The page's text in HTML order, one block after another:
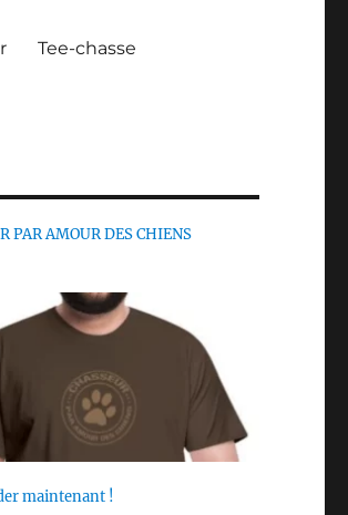
Tee-chasse
PAR AMOUR DES CHIENS
maintenant !